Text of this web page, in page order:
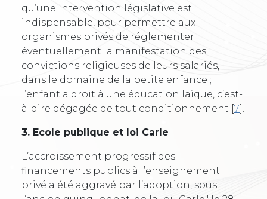
qu’une intervention législative est
indispensable, pour permettre aux
organismes privés de réglementer
éventuellement la manifestation des
convictions religieuses de leurs salariés,
dans le domaine de la petite enfance ;
l’enfant a droit à une éducation laïque, c’est-
à-dire dégagée de tout conditionnement [7]
3. Ecole publique et loi Carle
L’accroissement progressif des
financements publics à l’enseignement
privé a été aggravé par l’adoption, sous